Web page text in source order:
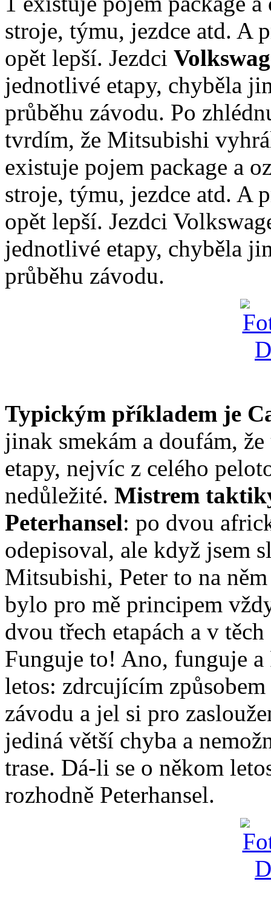
stroje, týmu, jezdce atd. A
opět lepší. Jezdci
jednotlivé etapy, chyběla
průběhu závodu. Po
tvrdím, že Mitsubishi
existuje pojem package a
stroje, týmu, jezdce atd. A
opět lepší. Jezdci
jednotlivé etapy, chyběla
průběhu závodu.
Typickým příkladem je
jinak smekám a doufám,
etapy, nejvíc z celého
nedůležité. Mistrem
Peterhansel: po dvou
odepisoval, ale když jsem
Mitsubishi, Peter to na
bylo pro mě principem
dvou třech etapách a v
Funguje to! Ano, funguje
letos: zdrcujícím
závodu a jel si pro
jediná větší chyba a
trase. Dá-li se o někom
rozhodně Peterhansel.